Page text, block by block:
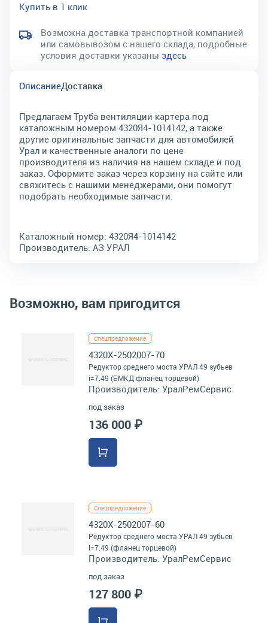
Купить в 1 клик
Возможна доставка транспортной компанией
или самовывозом с нашего склада, подробные
условия доставки указаны здесь
ОписаниеДоставка
Предлагаем Труба вентиляции картера под
каталожным номером 4320Я4-1014142, а также
другие оригинальные запчасти для автомобилей
Урал и качественные аналоги по цене
производителя из наличия на нашем складе и под
заказ. Оформите заказ через корзину на сайте или
свяжитесь с нашими менеджерами, они помогут
подобрать необходимые запчасти.
Каталожный номер: 4320Я4-1014142
Производитель: АЗ УРАЛ
Возможно, вам пригодится
Спецпредложение
4320Х-2502007-70
Редуктор среднего моста УРАЛ 49 зубьев
i=7.49 (БМКД фланец торцевой)
Производитель: УралРемСервис
под заказ
136 000 ₽
Спецпредложение
4320Х-2502007-60
Редуктор среднего моста УРАЛ 49 зубьев
i=7.49 (фланец торцевой)
Производитель: УралРемСервис
под заказ
127 800 ₽